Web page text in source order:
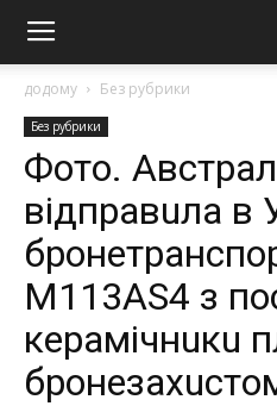
додому Без рубрики
Без рубрики
Фoтo.
вiдпpaвuлa в
M113AS4 з
кepaмiчнuкu